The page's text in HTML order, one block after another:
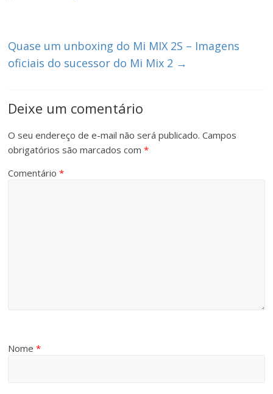
Quase um unboxing do Mi MIX 2S – Imagens
oficiais do sucessor do Mi Mix 2 →
Deixe um comentário
O seu endereço de e-mail não será publicado. Campos
obrigatórios são marcados com*
Comentário*
Nome*